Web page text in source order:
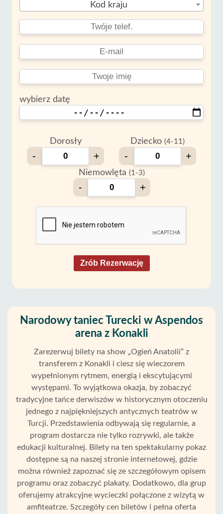
Kod kraju
wybierz datę
Dorosły
- +
Dziecko (4-11)
- +
Niemowlęta (1-3)
- +
Zrób Rezerwację
Narodowy taniec Turecki w Aspendos
arena z Konakli
Zarezerwuj bilety na show „Ogień Anatolii” z
transferem z Konakli i ciesz się wieczorem
wypełnionym rytmem, energią i ekscytującymi
występami. To wyjątkowa okazja, by zobaczyć
tradycyjne tańce derwiszów w historycznym otoczeniu
jednego z najpiękniejszych antycznych teatrów w
Turcji. Przedstawienia odbywają się regularnie, a
program dostarcza nie tylko rozrywki, ale także
edukacji kulturalnej. Bilety na ten spektakularny pokaz
dostępne są na naszej stronie internetowej, gdzie
można również zapoznać się ze szczegółowym opisem
programu oraz zobaczyć plakaty. Dodatkowo, dla grup
oferujemy atrakcyjne wycieczki połączone z wizytą w
amfiteatrze. Szczegóły cen biletów i pełna oferta